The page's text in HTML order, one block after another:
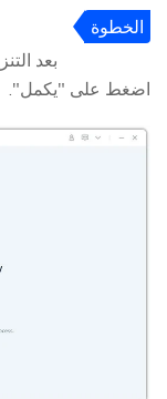
الخطوة
بعد
اضغط على "يكمل".